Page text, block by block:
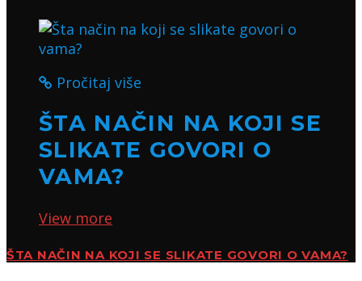
Pročitaj više
ŠTA NAČIN NA KOJI SE
SLIKATE GOVORI O
VAMA?
View more
ŠTA NAČIN NA KOJI SE SLIKATE GOVORI O VAMA?